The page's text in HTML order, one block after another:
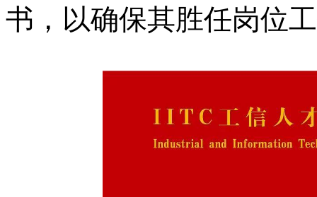
书，以确保其胜任岗位